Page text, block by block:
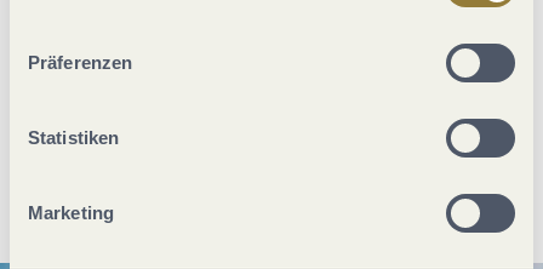
ablehnen" kann es zu Beeinträchtigungen in der Nutzung
Präferenzen
Statistiken
Marketing
Was möchtest du als nächstes tun?
PDF erzeugen